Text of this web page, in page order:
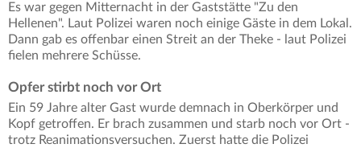
Es war gegen Mitternacht in der Gaststätte "Zu den
Hellenen". Laut Polizei waren noch einige Gäste in dem Lokal.
Dann gab es offenbar einen Streit an der Theke - laut Polizei
fielen mehrere Schüsse.
Opfer stirbt noch vor Ort
Ein 59 Jahre alter Gast wurde demnach in Oberkörper und
Kopf getroffen. Er brach zusammen und starb noch vor Ort -
trotz Reanimationsversuchen. Zuerst hatte die Polizei